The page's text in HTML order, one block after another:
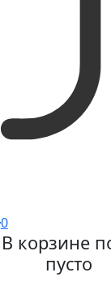
0
В корзине
пусто